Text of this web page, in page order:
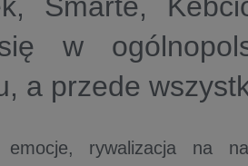
w
a przede
emocje, rywalizacja na